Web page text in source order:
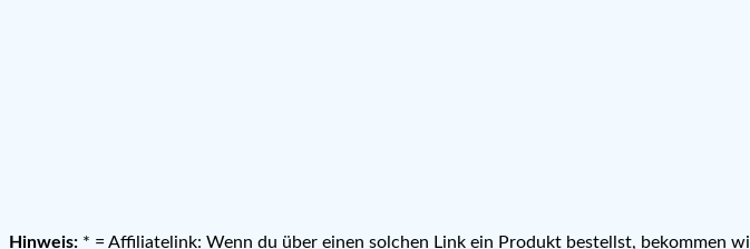
Hinweis: * = Affiliatelink: Wenn du über einen solchen Link ein Produkt bestellst, bekommen